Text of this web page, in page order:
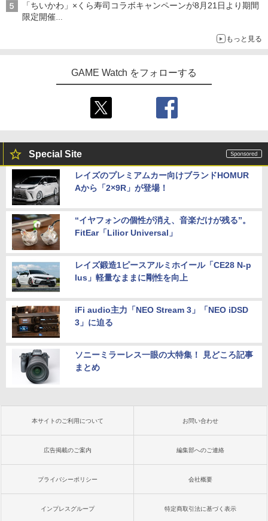
「ちいかわ」×くら寿司コラボキャンペーンが8月21日より期間
限定開催
もっと見る
GAME Watch をフォローする
Special Site
レイズのプレミアムカー向けブランドHOMUR
Aから「2×9R」が登場！
“イヤフォンの個性が消え、音楽だけが残る”。
FitEar「Lilior Universal」
レイズ鍛造1ピースアルミホイール「CE28 N-p
lus」軽量なままに剛性を向上
iFi audio主力「NEO Stream 3」「NEO iDSD
3」に迫る
ソニーミラーレス一眼の大特集！ 見どころ記事
まとめ
本サイトのご利用について お問い合わせ
広告掲載のご案内 編集部へのご連絡
プライバシーポリシー 会社概要
インプレスグループ 特定商取引法に基づく表示